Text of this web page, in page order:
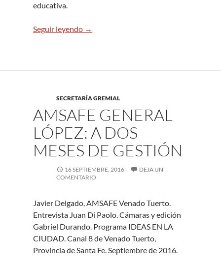
educativa.
Seguir leyendo “Aprender 2016”
→
SECRETARÍA GREMIAL
AMSAFE GENERAL
LÓPEZ: A DOS
MESES DE GESTIÓN
16 SEPTIEMBRE, 2016
DEJA UN
COMENTARIO
Javier Delgado, AMSAFE Venado Tuerto.
Entrevista Juan Di Paolo. Cámaras y edición
Gabriel Durando. Programa IDEAS EN LA
CIUDAD. Canal 8 de Venado Tuerto,
Provincia de Santa Fe. Septiembre de 2016.